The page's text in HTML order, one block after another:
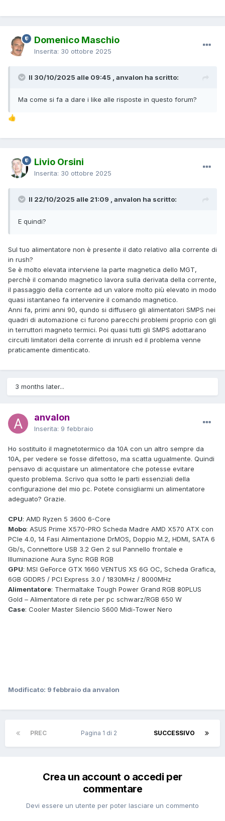
Domenico Maschio
Inserita: 30 ottobre 2025
Il 30/10/2025 alle 09:45 , anvalon ha scritto:
Ma come si fa a dare i like alle risposte in questo forum?
👍
Livio Orsini
Inserita: 30 ottobre 2025
Il 22/10/2025 alle 21:09 , anvalon ha scritto:
E quindi?
Sul tuo alimentatore non è presente il dato relativo alla corrente di
in rush?
Se è molto elevata interviene la parte magnetica dello MGT,
perchè il comando magnetico lavora sulla derivata della corrente,
il passaggio della corrente ad un valore molto più elevato in modo
quasi istantaneo fa intervenire il comando magnetico.
Anni fa, primi anni 90, qundo si diffusero gli alimentatori SMPS nei
quadri di automazione ci furono parecchi problemi proprio con gli
in terruttori magneto termici. Poi quasi tutti gli SMPS adottarano
circuiti limitatori della corrente di inrush ed il problema venne
praticamente dimenticato.
3 months later...
anvalon
Inserita: 9 febbraio
Ho sostituito il magnetotermico da 10A con un altro sempre da
10A, per vedere se fosse difettoso, ma scatta ugualmente. Quindi
pensavo di acquistare un alimentatore che potesse evitare
questo problema. Scrivo qua sotto le parti essenziali della
configurazione del mio pc. Potete consigliarmi un alimentatore
adeguato? Grazie.
CPU: AMD Ryzen 5 3600 6-Core
Mobo: ASUS Prime X570-PRO Scheda Madre AMD X570 ATX con
PCIe 4.0, 14 Fasi Alimentazione DrMOS, Doppio M.2, HDMI, SATA 6
Gb/s, Connettore USB 3.2 Gen 2 sul Pannello frontale e
Illuminazione Aura Sync RGB RGB
GPU: MSI GeForce GTX 1660 VENTUS XS 6G OC, Scheda Grafica,
6GB GDDR5 / PCI Express 3.0 / 1830MHz / 8000MHz
Alimentatore: Thermaltake Tough Power Grand RGB 80PLUS
Gold – Alimentatore di rete per pc schwarz/RGB 650 W
Case: Cooler Master Silencio S600 Midi-Tower Nero
Modificato: 9 febbraio da anvalon
PREC SUCCESSIVO
Pagina 1 di 2
Crea un account o accedi per
commentare
Devi essere un utente per poter lasciare un commento